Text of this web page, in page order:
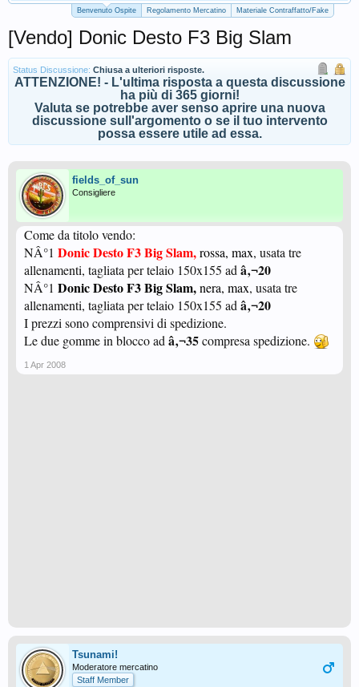
Benvenuto Ospite Regolamento Mercatino Materiale Contraffatto/Fake
[Vendo] Donic Desto F3 Big Slam
Status Discussione: Chiusa a ulteriori risposte.
ATTENZIONE! - L'ultima risposta a questa discussione
ha più di 365 giorni!
Valuta se potrebbe aver senso aprire una nuova
discussione sull'argomento o se il tuo intervento
possa essere utile ad essa.
fields_of_sun
Consigliere
Come da titolo vendo:
NÂ°1 Donic Desto F3 Big Slam,rossa, max, usata tre
allenamenti, tagliata per telaio 150x155 ad â‚¬20
NÂ°1 Donic Desto F3 Big Slam,nera, max, usata tre
allenamenti, tagliata per telaio 150x155 ad â‚¬20
I prezzi sono comprensivi di spedizione.
Le due gomme in blocco ad â‚¬35compresa spedizione.
1 Apr 2008
Tsunami!
Moderatore mercatino
Staff Member